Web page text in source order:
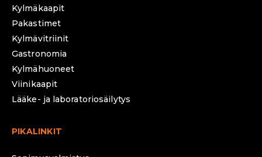
Kylmäkaapit
Pakastimet
Kylmävitriinit
Gastronomia
Kylmähuoneet
Viinikaapit
Lääke- ja laboratoriosäilytys
PIKALINKIT